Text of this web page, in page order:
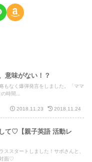
意味がない！？
もなく爆弾発言をしました。「ママ
時間...
2018.11.23 2018.11.24
て♡【親子英語 活動レ
ススタートしました！サボさんと、
面♡